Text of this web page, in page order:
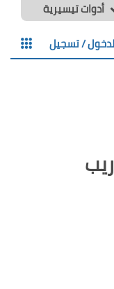
أدوات تيسيرية
/ تسجيل